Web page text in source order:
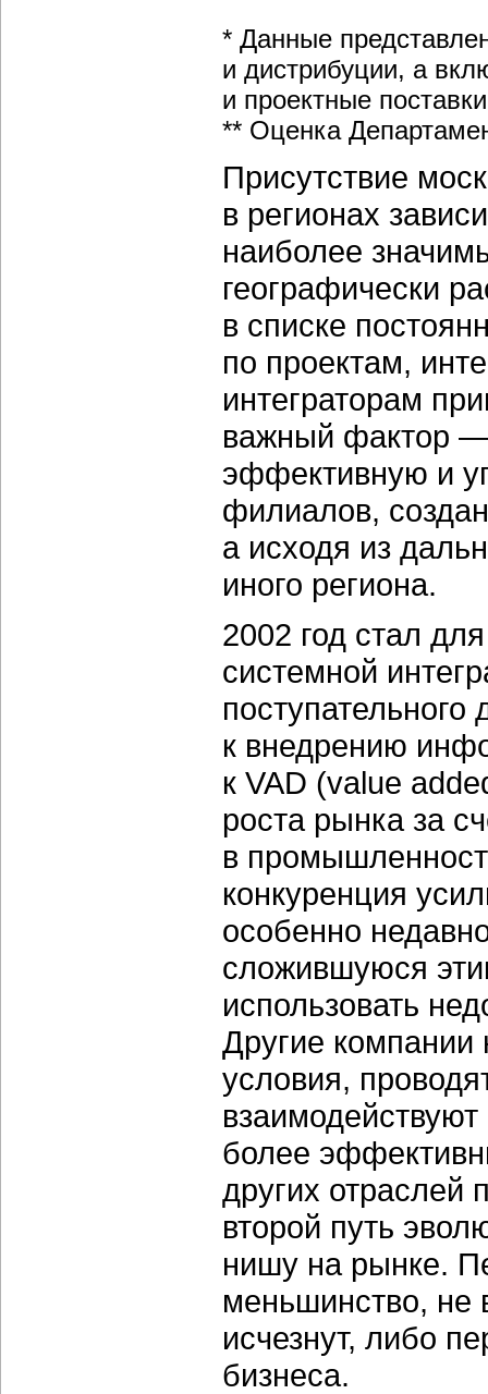
* Данные
и дистрибуции, а
и проектные
** Оценка
Присутствие
в регионах
наиболее
географически
в списке
по проектам,
интеграторам
важный фактор —
эффективную и
филиалов,
а исходя из
иного региона.
2002 год стал
системной
поступательного
к внедрению
к VAD (value
роста рынка за
в
конкуренция
особенно
сложившуюся
использовать
Другие компании
условия,
более
других отраслей
второй путь
нишу на рынке.
меньшинство, не
исчезнут, либо
бизнеса.